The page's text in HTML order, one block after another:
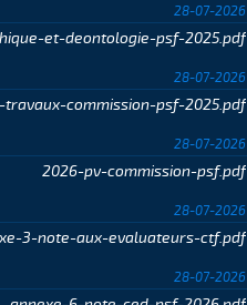
28-07-2026
et-deontologie-psf-2025.pdf
28-07-2026
commission-psf-2025.pdf
28-07-2026
2026-pv-commission-psf.pdf
28-07-2026
3-note-aux-evaluateurs-ctf.pdf
28-07-2026